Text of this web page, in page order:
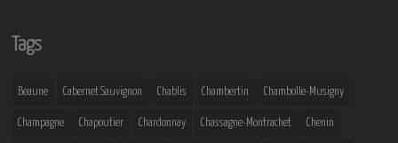
Tags
Beaune Cabernet Sauvignon Chablis Chambertin Chambolle-Musigny
Champagne Chapoutier Chardonnay Chassagne-Montrachet Chenin